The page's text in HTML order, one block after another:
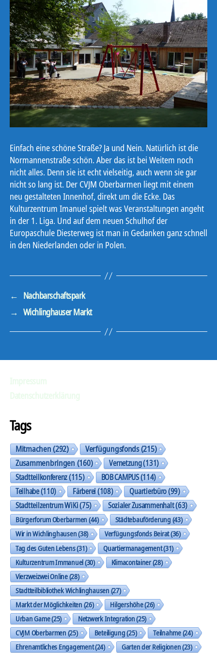
Einfach eine schöne Straße? Ja und Nein. Natürlich ist die
Normannenstraße schön. Aber das ist bei Weitem noch
nicht alles. Denn sie ist echt vielseitig, auch wenn sie gar
nicht so lang ist. Der CVJM Oberbarmen liegt mit einem
neu gestalteten Innenhof, direkt um die Ecke. Das
Kulturzentrum Imanuel spielt was Veranstaltungen angeht
in der 1. Liga. Und auf dem neuen Schulhof der
Europaschule Diesterweg ist man in Gedanken ganz schnell
in den Niederlanden oder in Polen.
← Nachbarschaftspark
→ Wichlinghauser Markt
Tags
Mitmachen(292) Verfügungsfonds(215)
Zusammenbringen(160) Vernetzung(131)
Stadtteilkonferenz(115) BOB CAMPUS(114)
Teilhabe(110) Färberei(108) Quartierbüro(99)
Stadtteilzentrum WiKi(75) Sozialer Zusammenhalt(63)
Bürgerforum Oberbarmen(44) Städtebauförderung(43)
Wir in Wichlinghausen(38) Verfügungsfonds Beirat(36)
Tag des Guten Lebens(31) Quartiermanagement(31)
Kulturzentrum Immanuel(30) Klimacontainer(28)
Vierzweizwei Online(28)
Stadtteilbibliothek Wichlinghausen(27)
Markt der Möglichkeiten(26) Hilgershöhe(26)
Urban Game(25) Netzwerk Integration(25)
CVJM Oberbarmen(25) Beteiligung(25) Teilnahme(24)
Ehrenamtliches Engagement(24) Garten der Religionen(23)